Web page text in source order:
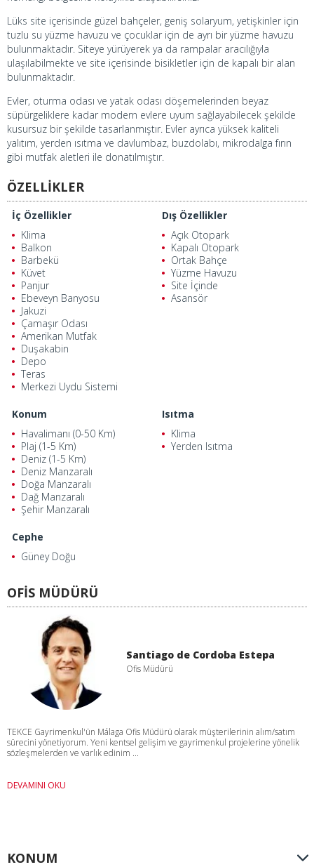
Lüks site içerisinde güzel bahçeler, geniş solaryum, yetişkinler için
tuzlu su yüzme havuzu ve çocuklar için de ayrı bir yüzme havuzu
bulunmaktadır. Siteye yürüyerek ya da rampalar aracılığıyla
ulaşılabilmekte ve site içerisinde bisikletler için de kapalı bir alan
bulunmaktadır.
Evler, oturma odası ve yatak odası döşemelerinden beyaz
süpürgeliklere kadar modern evlere uyum sağlayabilecek şekilde
kusursuz bir şekilde tasarlanmıştır. Evler ayrıca yüksek kaliteli
yalıtım, yerden ısıtma ve davlumbaz, buzdolabı, mikrodalga fırın
gibi mutfak aletleri ile donatılmıştır.
ÖZELLİKLER
İç Özellikler
Klima
Balkon
Barbekü
Küvet
Panjur
Ebeveyn Banyosu
Jakuzi
Çamaşır Odası
Amerikan Mutfak
Duşakabin
Depo
Teras
Merkezi Uydu Sistemi
Dış Özellikler
Açık Otopark
Kapalı Otopark
Ortak Bahçe
Yüzme Havuzu
Site İçinde
Asansör
Konum
Havalimanı (0-50 Km)
Plaj (1-5 Km)
Deniz (1-5 Km)
Deniz Manzaralı
Doğa Manzaralı
Dağ Manzaralı
Şehir Manzaralı
Isıtma
Klima
Yerden Isıtma
Cephe
Güney Doğu
OFİS MÜDÜRÜ
Santiago de Cordoba Estepa
Ofis Müdürü
TEKCE Gayrimenkul'ün Málaga Ofis Müdürü olarak müşterilerinin alım/satım
sürecini yönetiyorum. Yeni kentsel gelişim ve gayrimenkul projelerine yönelik
sözleşmelerden ve varlık edinim ...
DEVAMINI OKU
KONUM